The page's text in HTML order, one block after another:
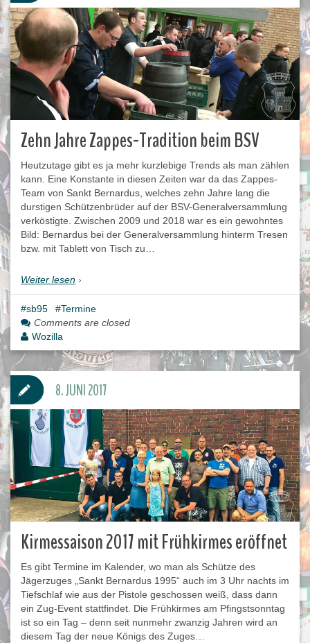
Zehn Jahre Zappes-Tradition beim BSV
Heutzutage gibt es ja mehr kurzlebige Trends als man zählen
kann. Eine Konstante in diesen Zeiten war da das Zappes-
Team von Sankt Bernardus, welches zehn Jahre lang die
durstigen Schützenbrüder auf der BSV-Generalversammlung
verköstigte. Zwischen 2009 und 2018 war es ein gewohntes
Bild: Bernardus bei der Generalversammlung hinterm Tresen
bzw. mit Tablett von Tisch zu…
Weiter lesen
sb95
Termine
Comments are closed
Wozilla
Kirmessaison 2017 mit Frühkirmes eröffnet
Es gibt Termine im Kalender, wo man als Schütze des
Jägerzuges „Sankt Bernardus 1995“ auch im 3 Uhr nachts im
Tiefschlaf wie aus der Pistole geschossen weiß, dass dann
ein Zug-Event stattfindet. Die Frühkirmes am Pfingstsonntag
ist so ein Tag – denn seit nunmehr zwanzig Jahren wird an
diesem Tag der neue Königs des Zuges…
8. JUNI 2017